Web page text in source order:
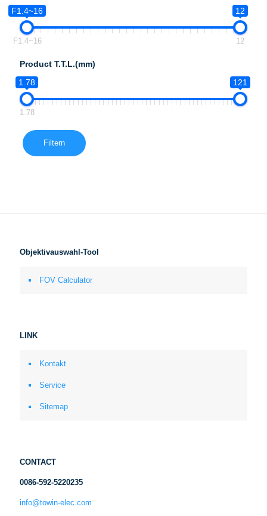
F1.4~16
12
F1.4~16 12
Product T.T.L.(mm)
1.78
121
1.78
Filtern
Objektivauswahl-Tool
FOV Calculator
LINK
Kontakt
Service
Sitemap
CONTACT
0086-592-5220235
info@towin-elec.com